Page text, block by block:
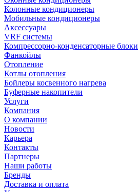
Колонные кондиционеры
Мобильные кондиционеры
Аксессуары
VRF системы
Компрессорно-конденсаторные блоки
Фанкойлы
Отопление
Котлы отопления
Бойлеры косвенного нагрева
Буферные накопители
Услуги
Компания
О компании
Новости
Карьера
Контакты
Партнеры
Наши работы
Бренды
Доставка и оплата